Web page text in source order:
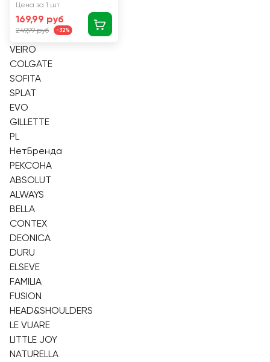
Цена за 1 шт
169,99 руб
249,99 руб -32%
VEIRO
COLGATE
SOFITA
SPLAT
EVO
GILLETTE
PL
НетБренда
РЕКСОНА
ABSOLUT
ALWAYS
BELLA
CONTEX
DEONICA
DURU
ELSEVE
FAMILIA
FUSION
HEAD&SHOULDERS
LE VUARE
LITTLE JOY
NATURELLA